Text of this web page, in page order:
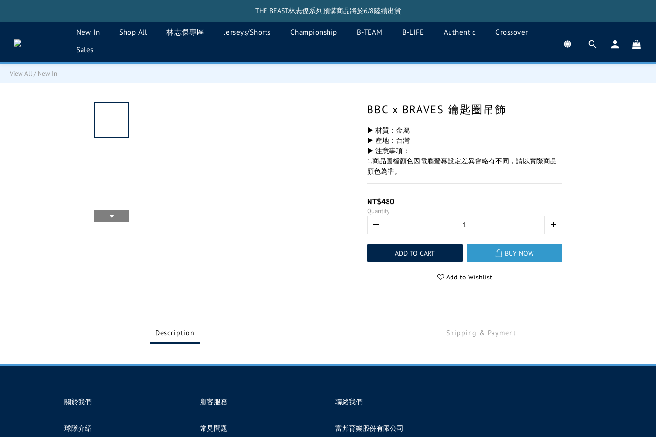
THE BEAST林志傑系列預購商品將於6/8陸續出貨
THE BEAST林志傑系列預購商品將於6/8陸續出貨
THE BEAST搖頭公仔將於5/20陸續出貨
New In Shop All 林志傑專區 Jerseys/Shorts Championship B-TEAM B-LIFE Authentic
Crossover
Sales
View All/ New In
BBC x BRAVES 鑰匙圈吊飾
▶ 材質：金屬
▶ 產地：台灣
▶ 注意事項：
1.商品圖檔顏色因電腦螢幕設定差異會略有不同，請以實際商品
顏色為準。
NT$480
Quantity
ADD TO CART BUY NOW
Add to Wishlist
Description Shipping & Payment
關於我們
球隊介紹
顧客服務
常見問題
聯絡我們
富邦育樂股份有限公司